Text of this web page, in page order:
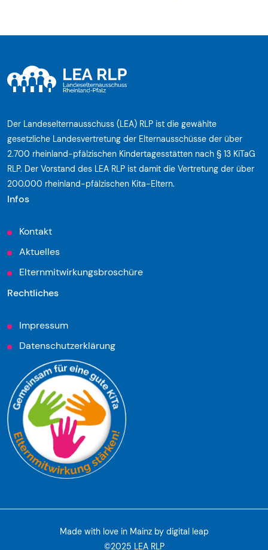
Der Landeselternausschuss (LEA) RLP ist die gewählte
gesetzliche Landesvertretung der Elternausschüsse der über
2.700 rheinland-pfälzischen Kindertagesstätten nach § 13 KiTaG
RLP. Der Vorstand des LEA RLP ist damit die Vertretung der über
200.000 rheinland-pfälzischen Kita-Eltern.
Infos
Kontakt
Aktuelles
Elternmitwirkungsbroschüre
Rechtliches
Impressum
Datenschutzerklärung
©2025 LEA RLP
Made with love in Mainz by digital leap